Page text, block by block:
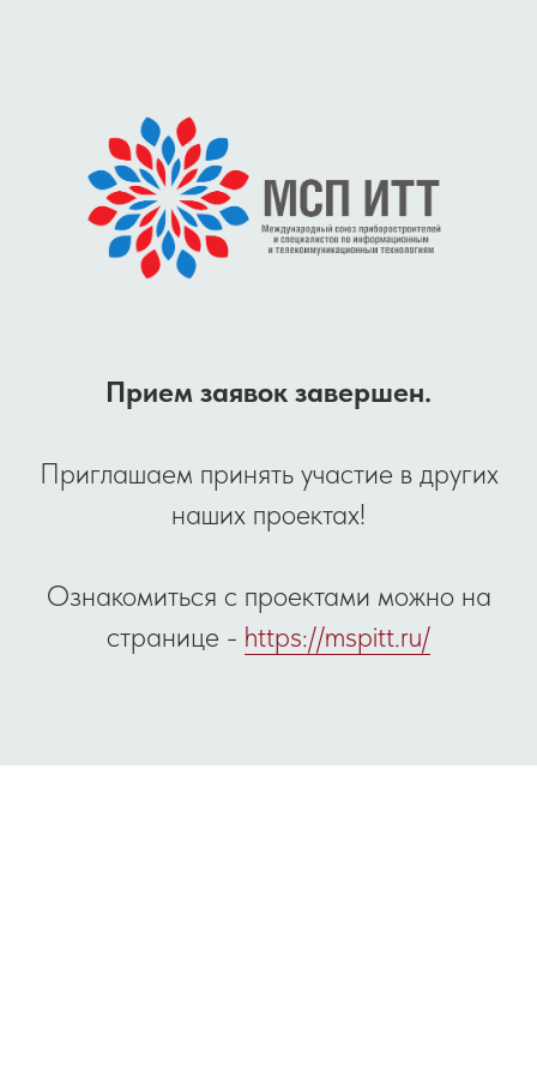
Прием заявок завершен.
Приглашаем принять участие в других
наших проектах!
Ознакомиться с проектами можно на
странице - https://mspitt.ru/